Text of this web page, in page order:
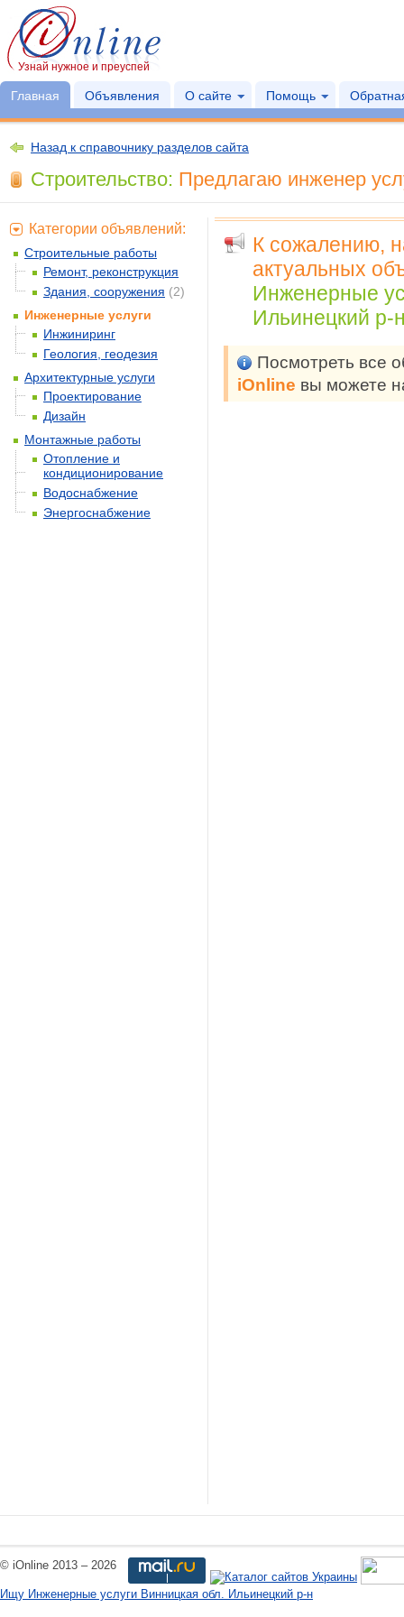
Узнай нужное и преуспей
Главная Объявления О сайте Помощь
Назад к справочнику разделов сайта
Строительство: Предлагаю инженер
К сожалению,
актуальных
Инженерные
Ильинецкий р-
Посмотреть все
iOnline вы можете
Категории объявлений:
Строительные работы
Ремонт, реконструкция
Здания, сооружения (2)
Инженерные услуги
Инжиниринг
Геология, геодезия
Архитектурные услуги
Проектирование
Дизайн
Монтажные работы
Отопление и
кондиционирование
Водоснабжение
Энергоснабжение
© iOnline 2013 – 2026
Ищу Инженерные услуги Винницкая обл. Ильинецкий р-н